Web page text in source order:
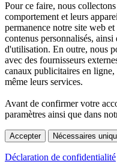
Pour ce faire, nous
comportement et leurs
permanence notre site web
contenus personnalisés,
d'utilisation. En outre, nous
avec des fournisseurs
canaux publicitaires en
même leurs services.
Avant de confirmer votre
paramètres ainsi que dans
Accepter Nécessaires
Déclaration de confidentialité